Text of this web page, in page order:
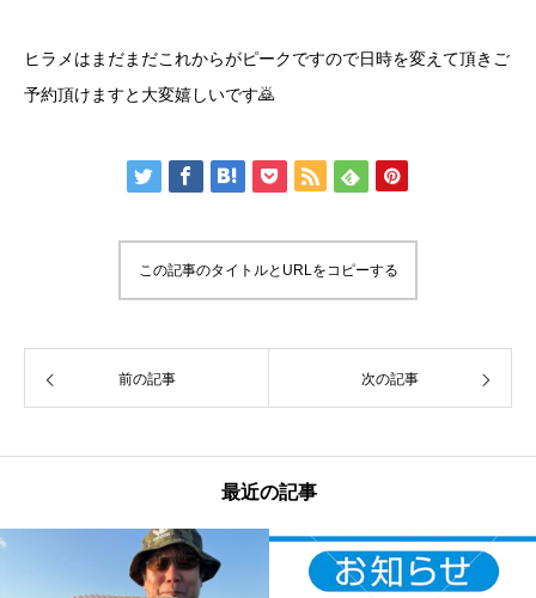
ヒラメはまだまだこれからがピークですので日時を変えて頂きご
予約頂けますと大変嬉しいです🙇
この記事のタイトルとURLをコピーする
前の記事 次の記事
最近の記事